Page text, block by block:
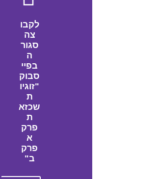
לקבו
צה
סגור
ה
בפיי
סבוק
"זוגיו
ת
שכזא
ת
פרק
א
פרק
ב"